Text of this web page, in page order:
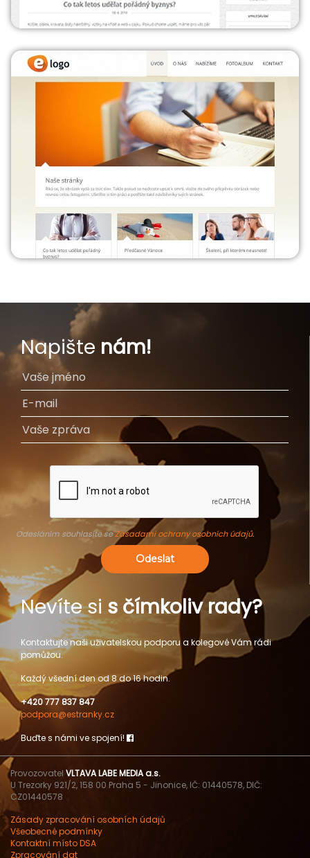
Napište nám!
Odesláním souhlasíte seZásadami ochrany osobních údajů.
Odeslat
Nevíte si s čímkoliv rady?
Kontaktujte naši uživatelskou podporu a kolegové Vám rádi
pomůžou.
Každý všední den od 8 do 16 hodin.
+420 777 837 847
podpora@estranky.cz
Buďte s námi ve spojení!
Provozovatel VLTAVA LABE MEDIA a.s.
U Trezorky 921/2, 158 00 Praha 5 - Jinonice, IČ: 01440578, DIČ:
CZ01440578
Zásady zpracování osobních údajů
Všeobecné podmínky
Kontaktní místo DSA
Zpracování dat